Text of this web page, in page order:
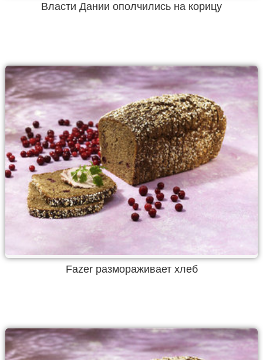
Власти Дании ополчились на корицу
Fazer размораживает хлеб